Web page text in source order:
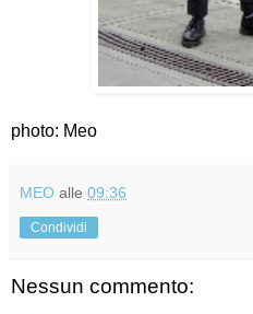
photo: Meo
MEO alle 09:36
Condividi
Nessun commento: